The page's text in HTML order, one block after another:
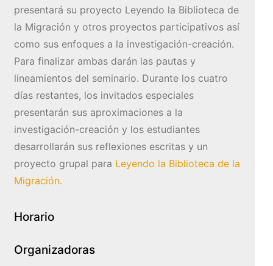
presentará su proyecto Leyendo la Biblioteca de
la Migración y otros proyectos participativos así
como sus enfoques a la investigación-creación.
Para finalizar ambas darán las pautas y
lineamientos del seminario. Durante los cuatro
días restantes, los invitados especiales
presentarán sus aproximaciones a la
investigación-creación y los estudiantes
desarrollarán sus reflexiones escritas y un
proyecto grupal para Leyendo la Biblioteca de la
Migración.
Horario
Organizadoras